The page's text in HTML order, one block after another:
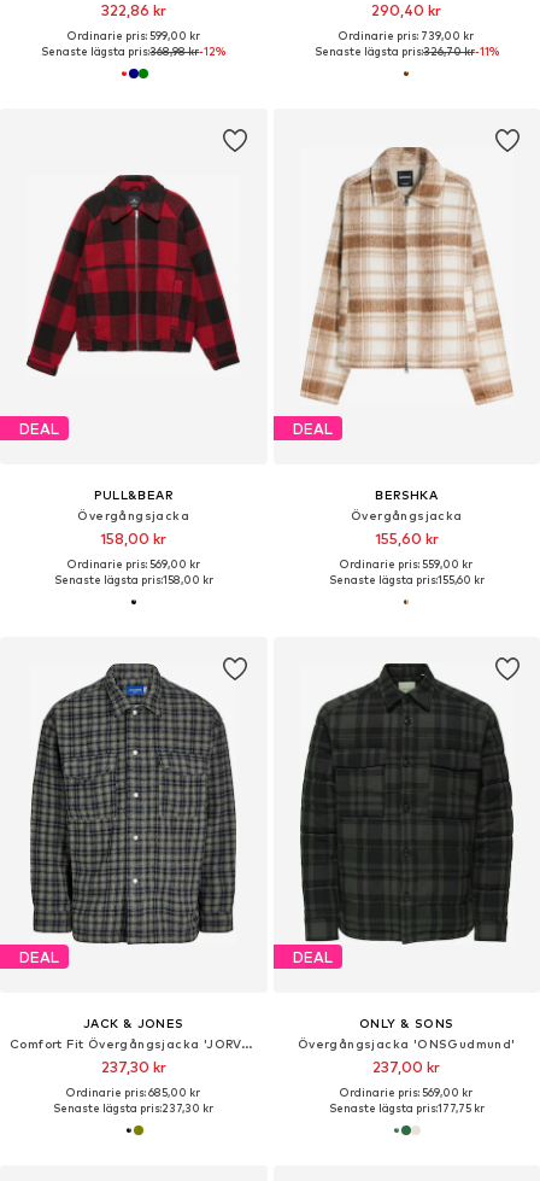
322,86 kr
Ordinarie pris: 599,00 kr
Senaste lägsta pris:368,98 kr-12%
290,40 kr
Ordinarie pris: 739,00 kr
Senaste lägsta pris:326,70 kr-11%
DEAL
PULL&BEAR
Övergångsjacka
158,00 kr
Ordinarie pris: 569,00 kr
Senaste lägsta pris:158,00 kr
DEAL
BERSHKA
Övergångsjacka
155,60 kr
Ordinarie pris: 559,00 kr
Senaste lägsta pris:155,60 kr
DEAL
JACK & JONES
Comfort Fit Övergångsjacka 'JORVesterbro'
237,30 kr
Ordinarie pris: 685,00 kr
Senaste lägsta pris:237,30 kr
DEAL
ONLY & SONS
Övergångsjacka 'ONSGudmund'
237,00 kr
Ordinarie pris: 569,00 kr
Senaste lägsta pris:177,75 kr